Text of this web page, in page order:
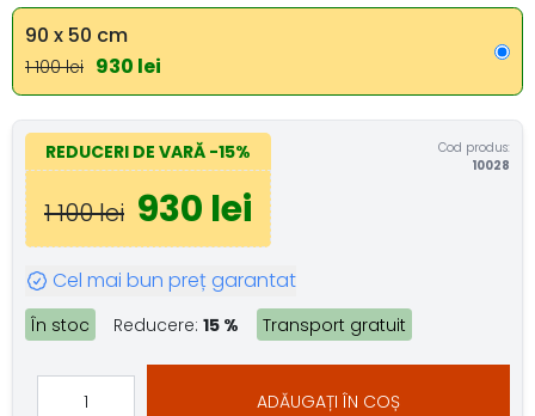
90 x 50 cm
1 100 lei 930 lei
REDUCERI DE VARĂ -15%
1 100 lei 930 lei
Cod produs:
10028
Cel mai bun preț garantat
În stoc Reducere: 15 % Transport gratuit
ADĂUGAȚI ÎN COȘ